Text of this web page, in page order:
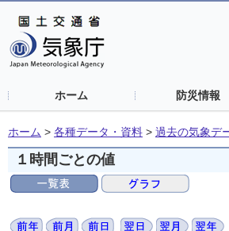
ホーム 防災情報
ホーム > 各種データ・資料 > 過去の気象デ
１時間ごとの値